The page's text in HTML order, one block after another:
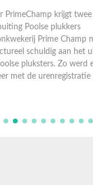
PrimeChamp krijgt twee
Poolse plukkers
Prime Champ
schuldig aan het
pluksters. Zo werd
met de urenregistratie